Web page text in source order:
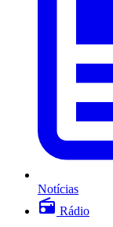
Notícias
Rádio